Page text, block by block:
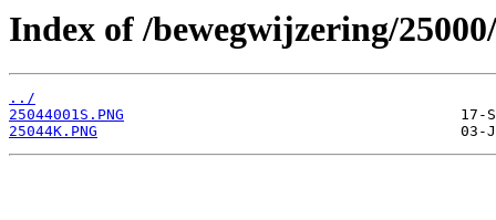
Index of /bewegwijzering/
../
25044001S.PNG
25044K.PNG